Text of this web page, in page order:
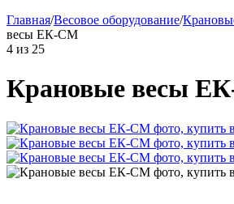
Главная/Весовое оборудование/
весы ЕК-СМ
4 из 25
Крановые весы